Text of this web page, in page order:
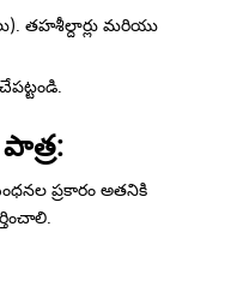
తహశీల్దార్లు మరియు
ప్రకారం అతనికి